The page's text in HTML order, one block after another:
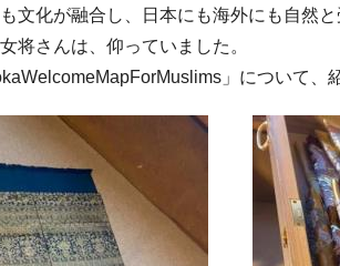
文化が融合し、日本にも海外にも自然
将さんは、仰っていました。
」について、